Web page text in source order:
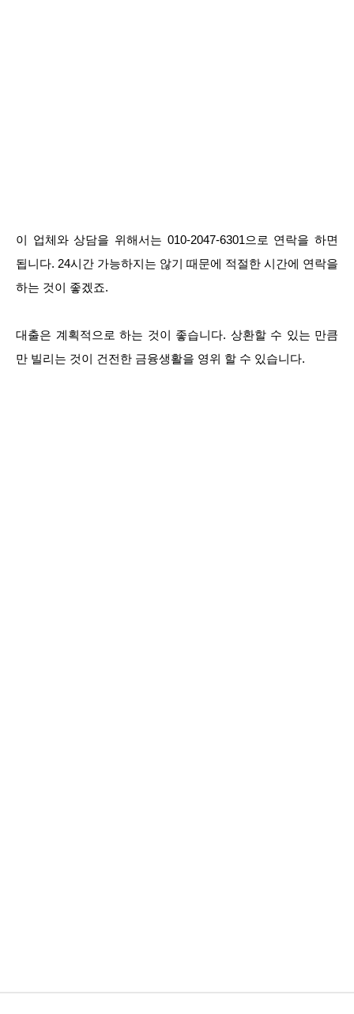
이 업체와 상담을 위해서는 010-2047-6301으로 연락을 하면
됩니다. 24시간 가능하지는 않기 때문에 적절한 시간에 연락을
하는 것이 좋겠죠.
대출은 계획적으로 하는 것이 좋습니다. 상환할 수 있는 만큼
만 빌리는 것이 건전한 금융생활을 영위 할 수 있습니다.